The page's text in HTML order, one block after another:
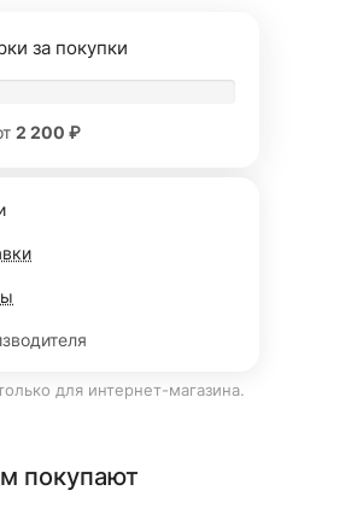
за покупки
2 200 ₽
для интернет-магазина.
покупают